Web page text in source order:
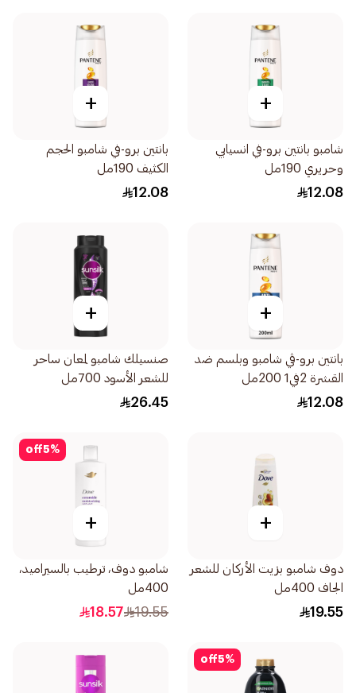
+
شامبو بانتين برو-في انسيابي
وحريري 190مل
12.08
+
بانتين برو-في شامبو الحجم
الكثيف 190مل
12.08
+
بانتين برو-ڤي شامبو وبلسم ضد
القشرة 2في1 200مل
12.08
+
صنسيلك شامبو لمعان ساحر
للشعر الأسود 700مل
26.45
+
دوف شامبو بزيت الأركان للشعر
الجاف 400مل
19.55
5%
off
+
شامبو دوف، ترطيب بالسيراميد،
400مل
19.55
18.57
5%
off